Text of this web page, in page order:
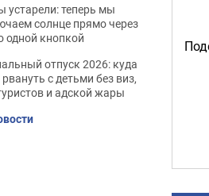
устарели: теперь мы
солнце прямо через
одной кнопкой
отпуск 2026: куда
с детьми без виз,
и адской жары